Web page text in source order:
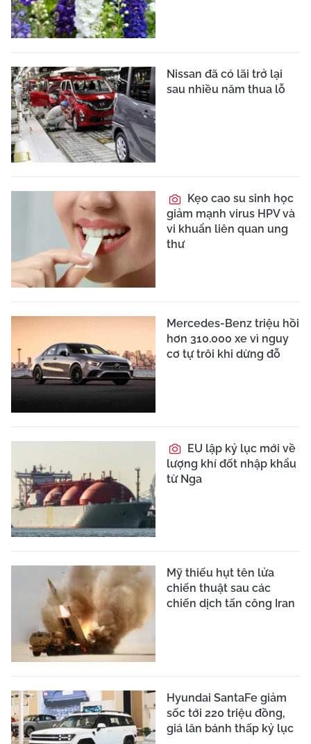
Nissan đã có lãi trở lại
sau nhiều năm thua lỗ
Kẹo cao su sinh học
giảm mạnh virus HPV và
vi khuẩn liên quan ung
thư
Mercedes-Benz triệu hồi
hơn 310.000 xe vì nguy
cơ tự trôi khi dừng đỗ
EU lập kỷ lục mới về
lượng khí đốt nhập khẩu
từ Nga
Mỹ thiếu hụt tên lửa
chiến thuật sau các
chiến dịch tấn công Iran
Hyundai SantaFe giảm
sốc tới 220 triệu đồng,
giá lăn bánh thấp kỷ lục